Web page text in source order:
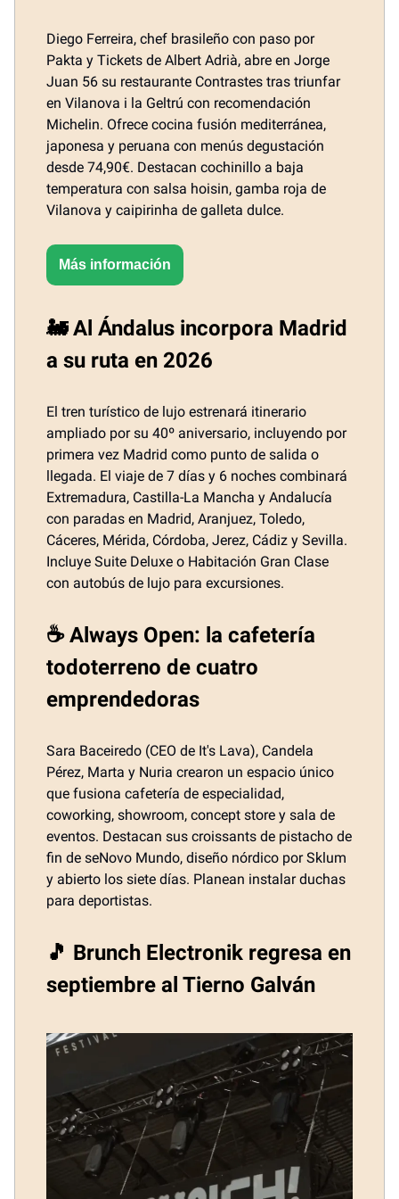
Diego Ferreira, chef brasileño con paso por
Pakta y Tickets de Albert Adrià, abre en Jorge
Juan 56 su restaurante Contrastes tras triunfar
en Vilanova i la Geltrú con recomendación
Michelin. Ofrece cocina fusión mediterránea,
japonesa y peruana con menús degustación
desde 74,90€. Destacan cochinillo a baja
temperatura con salsa hoisin, gamba roja de
Vilanova y caipirinha de galleta dulce.
Más información
🚂 Al Ándalus incorpora Madrid
a su ruta en 2026
El tren turístico de lujo estrenará itinerario
ampliado por su 40º aniversario, incluyendo por
primera vez Madrid como punto de salida o
llegada. El viaje de 7 días y 6 noches combinará
Extremadura, Castilla-La Mancha y Andalucía
con paradas en Madrid, Aranjuez, Toledo,
Cáceres, Mérida, Córdoba, Jerez, Cádiz y Sevilla.
Incluye Suite Deluxe o Habitación Gran Clase
con autobús de lujo para excursiones.
☕ Always Open: la cafetería
todoterreno de cuatro
emprendedoras
Sara Baceiredo (CEO de It's Lava), Candela
Pérez, Marta y Nuria crearon un espacio único
que fusiona cafetería de especialidad,
coworking, showroom, concept store y sala de
eventos. Destacan sus croissants de pistacho de
fin de seNovo Mundo, diseño nórdico por Sklum
y abierto los siete días. Planean instalar duchas
para deportistas.
🎵 Brunch Electronik regresa en
septiembre al Tierno Galván